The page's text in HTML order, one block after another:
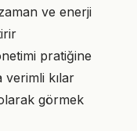
ve enerji
pratiğine
verimli kılar
görmek